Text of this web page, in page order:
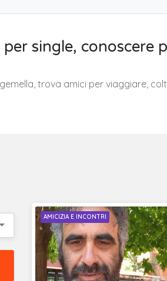
single, conoscere
trova amici per viaggiare,
AMICIZIA E INCONTRI